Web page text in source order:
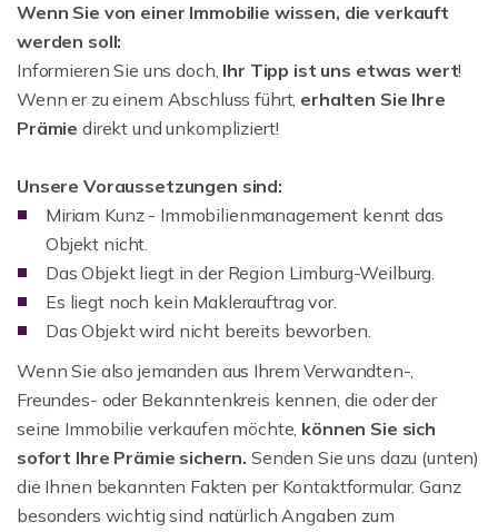
Wenn Sie von einer Immobilie wissen, die verkauft
werden soll:
Informieren Sie uns doch, Ihr Tipp ist uns etwas wert!
Wenn er zu einem Abschluss führt, erhalten Sie Ihre
Prämie direkt und unkompliziert!
Unsere Voraussetzungen sind:
Miriam Kunz - Immobilienmanagement kennt das
Objekt nicht.
Das Objekt liegt in der Region Limburg-Weilburg.
Es liegt noch kein Maklerauftrag vor.
Das Objekt wird nicht bereits beworben.
Wenn Sie also jemanden aus Ihrem Verwandten-,
Freundes- oder Bekanntenkreis kennen, die oder der
seine Immobilie verkaufen möchte, können Sie sich
sofort Ihre Prämie sichern. Senden Sie uns dazu (unten)
die Ihnen bekannten Fakten per Kontaktformular. Ganz
besonders wichtig sind natürlich Angaben zum